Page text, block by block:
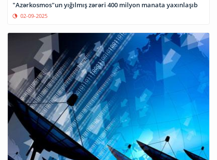
"Azərkosmos"un yığılmış zərəri 400 milyon manata yaxınlaşıb
02-09-2025